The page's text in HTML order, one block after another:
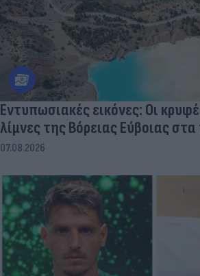
Εντυπωσιακές εικόνες: Οι
λίμνες της Βόρειας Εύβοιας
07.08.2026